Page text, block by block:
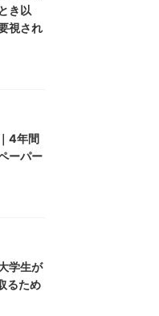
き以
視され
4年間
ーパー
学生が
るため